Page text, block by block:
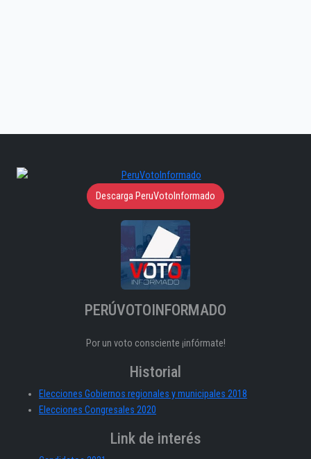
Descarga PeruVotoInformado
PERÚVOTOINFORMADO
Por un voto consciente ¡infórmate!
Historial
Elecciones Gobiernos regionales y municipales 2018
Elecciones Congresales 2020
Link de interés